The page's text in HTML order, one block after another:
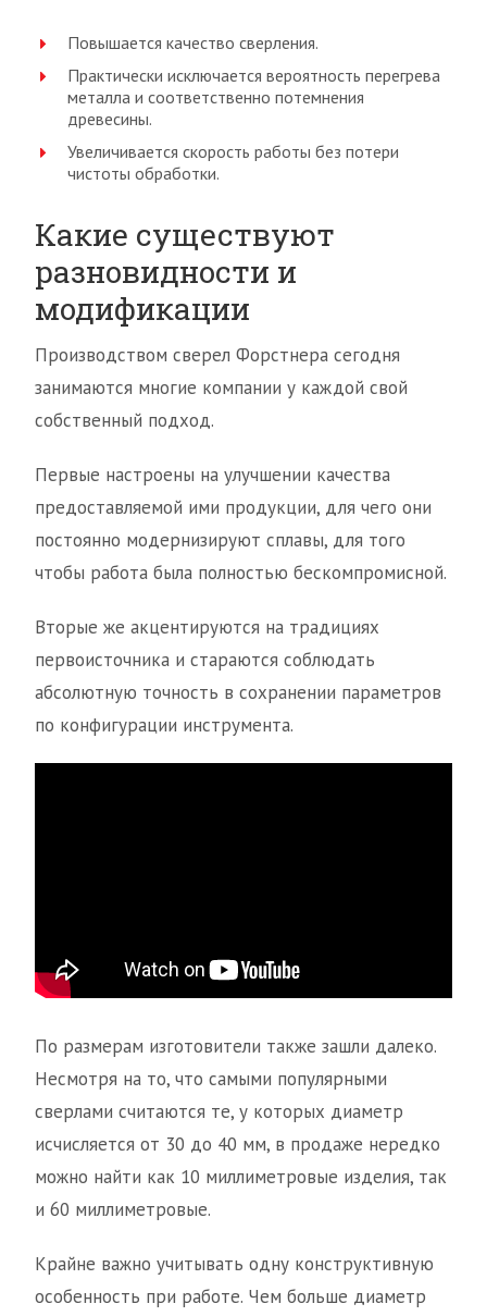
Повышается качество сверления.
Практически исключается вероятность перегрева
металла и соответственно потемнения
древесины.
Увеличивается скорость работы без потери
чистоты обработки.
Какие существуют
разновидности и
модификации
Производством сверел Форстнера сегодня
занимаются многие компании у каждой свой
собственный подход.
Первые настроены на улучшении качества
предоставляемой ими продукции, для чего они
постоянно модернизируют сплавы, для того
чтобы работа была полностью бескомпромисной.
Вторые же акцентируются на традициях
первоисточника и стараются соблюдать
абсолютную точность в сохранении параметров
по конфигурации инструмента.
По размерам изготовители также зашли далеко.
Несмотря на то, что самыми популярными
сверлами считаются те, у которых диаметр
исчисляется от 30 до 40 мм, в продаже нередко
можно найти как 10 миллиметровые изделия, так
и 60 миллиметровые.
Крайне важно учитывать одну конструктивную
особенность при работе. Чем больше диаметр